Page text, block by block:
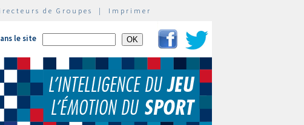
de Groupes | Imprimer
le site